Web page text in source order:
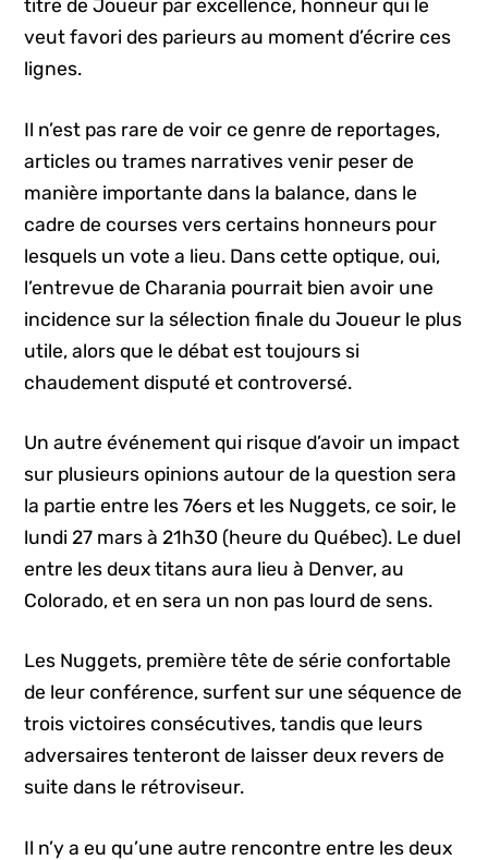
titre de Joueur par excellence, honneur qui le
veut favori des parieurs au moment d’écrire ces
lignes.
Il n’est pas rare de voir ce genre de reportages,
articles ou trames narratives venir peser de
manière importante dans la balance, dans le
cadre de courses vers certains honneurs pour
lesquels un vote a lieu. Dans cette optique, oui,
l’entrevue de Charania pourrait bien avoir une
incidence sur la sélection finale du Joueur le plus
utile, alors que le débat est toujours si
chaudement disputé et controversé.
Un autre événement qui risque d’avoir un impact
sur plusieurs opinions autour de la question sera
la partie entre les 76ers et les Nuggets, ce soir, le
lundi 27 mars à 21h30 (heure du Québec). Le duel
entre les deux titans aura lieu à Denver, au
Colorado, et en sera un non pas lourd de sens.
Les Nuggets, première tête de série confortable
de leur conférence, surfent sur une séquence de
trois victoires consécutives, tandis que leurs
adversaires tenteront de laisser deux revers de
suite dans le rétroviseur.
Il n’y a eu qu’une autre rencontre entre les deux